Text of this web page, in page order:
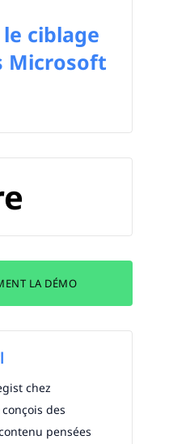
ciblage
Microsoft
LA DÉMO
chez
des
pensées